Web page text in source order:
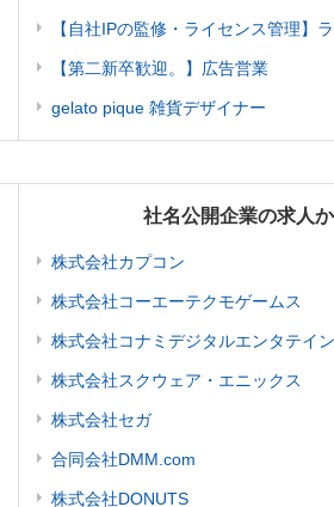
【自社IPの監修・ライセンス管理】
【第二新卒歓迎。】広告営業
gelato pique 雑貨デザイナー
社名公開企業の求人
株式会社カプコン
株式会社コーエーテクモゲームス
株式会社コナミデジタルエンタテイ
株式会社スクウェア・エニックス
株式会社セガ
合同会社DMM.com
株式会社DONUTS